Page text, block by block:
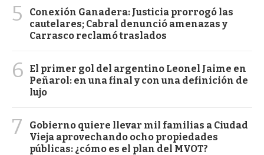
5
Conexión Ganadera: Justicia prorrogó las
cautelares; Cabral denunció amenazas y
Carrasco reclamó traslados
6
El primer gol del argentino Leonel Jaime en
Peñarol: en una final y con una definición de
lujo
7
Gobierno quiere llevar mil familias a Ciudad
Vieja aprovechando ocho propiedades
públicas: ¿cómo es el plan del MVOT?